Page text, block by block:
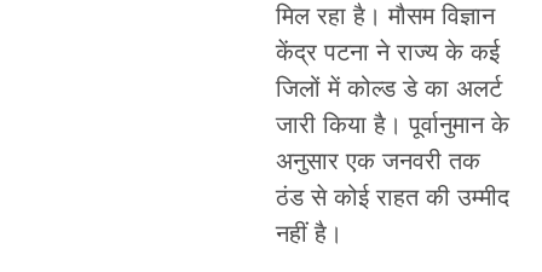
मिल रहा है। मौसम विज्ञान
केंद्र पटना ने राज्य के कई
जिलों में कोल्ड डे का अलर्ट
जारी किया है। पूर्वानुमान के
अनुसार एक जनवरी तक
ठंड से कोई राहत की उम्मीद
नहीं है।